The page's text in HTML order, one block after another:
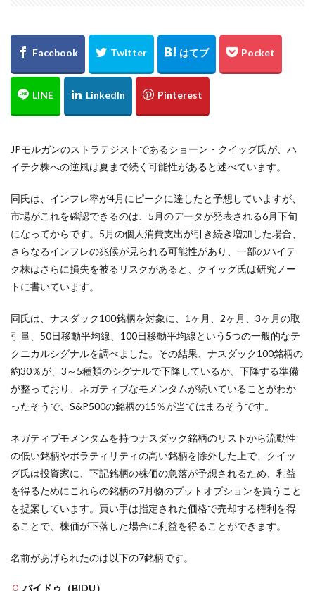
JPモルガンのストラテジストであるショーン・クイッグ氏が、ハ
イテク株への逆風は夏まで続く可能性があると述べています。
同氏は、インフレ率が4月にピークに達したと予想していますが、
市場がこれを確認できるのは、5月のデータが発表される6月下旬
になってからです。5月の個人消費支出が引き続き増加した場合、
さらなるインフレの兆候が見られる可能性があり、一部のハイテ
ク株はさらに損失を被るリスクがあると、クイッグ氏は研究ノー
トに書いています。
同氏は、ナスダック100銘柄を対象に、1ヶ月、2ヶ月、3ヶ月の取
引量、50日移動平均線、100日移動平均線という5つの一般的なテ
クニカルシグナルを調べました。その結果、ナスダック100銘柄の
約30％が、3～5種類のシグナルで下降しているか、下降する準備
が整っており、ネガティブなモメンタムが続いていることがわか
ったそうで、S&P500の銘柄の15％が当てはまるそうです。
ネガティブモメンタムを持つナスダック銘柄のリストから流動性
の低い銘柄やボラティリティの高い銘柄を除外した上で、クイッ
グ氏は投資家に、下記銘柄の株価の急落が予想されるため、利益
を得るためにこれらの銘柄の7月物のプットオプションを買うこと
を提案しています。買い手は指定された価格で売却する権利を得
ることで、株価が下落した場合に利益を得ることができます。
名前があげられたのは以下の7銘柄です。
バイドゥ（BIDU）